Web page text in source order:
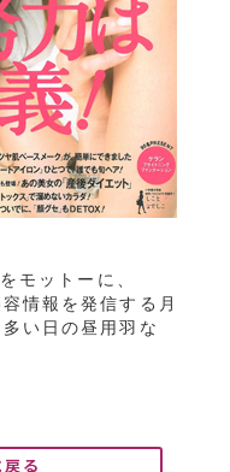
をモットーに、
情報を発信する月
い日の昼用羽な
る